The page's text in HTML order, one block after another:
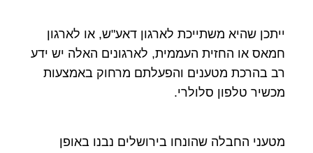
ייתכן שהיא משתייכת לארגון דאע"ש, או לארגון
חמאס או החזית העממית, לארגונים האלה יש ידע
רב בהרכת מטענים והפעלתם מרחוק באמצעות
מכשיר טלפון סלולרי.
מטעני החבלה שהונחו בירושלים נבנו באופן